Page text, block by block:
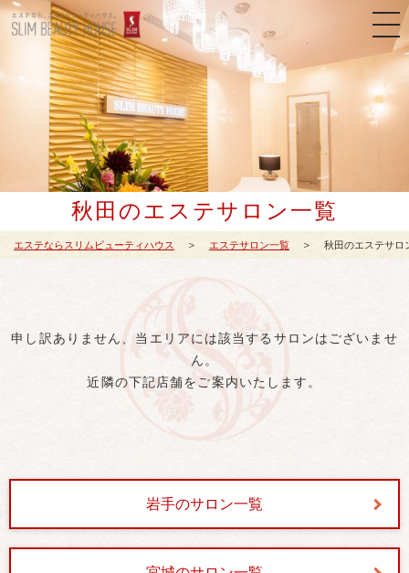
秋田のエステサロン一覧
エステならスリムビューティハウス エステサロン一覧 秋田のエステサロ
申し訳ありません、当エリアには該当するサロンはございませ
ん。
近隣の下記店舗をご案内いたします。
岩手のサロン一覧